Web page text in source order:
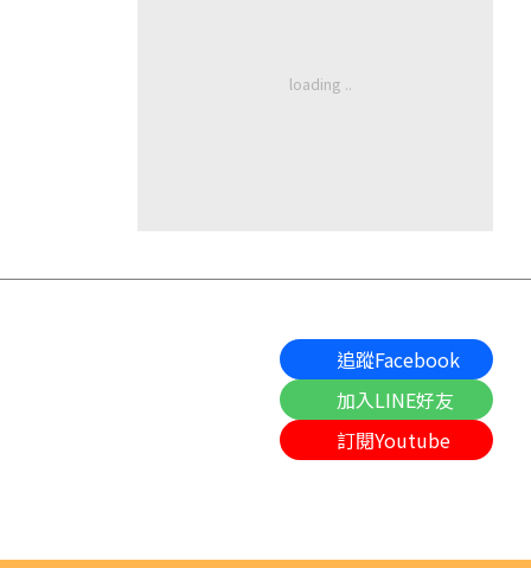
追蹤Facebook
加入LINE好友
訂閱Youtube